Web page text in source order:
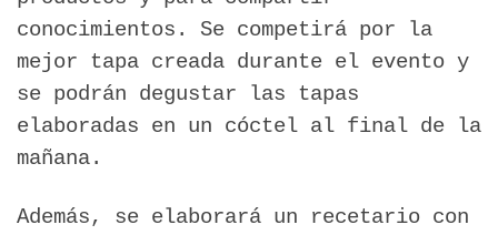
conocimientos. Se competirá por la
mejor tapa creada durante el evento y
se podrán degustar las tapas
elaboradas en un cóctel al final de la
mañana.
Además, se elaborará un recetario con